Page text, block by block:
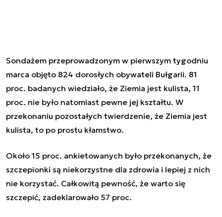
Sondażem przeprowadzonym w pierwszym tygodniu
marca objęto 824 dorosłych obywateli Bułgarii. 81
proc. badanych wiedziało, że Ziemia jest kulista, 11
proc. nie było natomiast pewne jej kształtu. W
przekonaniu pozostałych twierdzenie, że Ziemia jest
kulista, to po prostu kłamstwo.
Około 15 proc. ankietowanych było przekonanych, że
szczepionki są niekorzystne dla zdrowia i lepiej z nich
nie korzystać. Całkowitą pewność, że warto się
szczepić, zadeklarowało 57 proc.